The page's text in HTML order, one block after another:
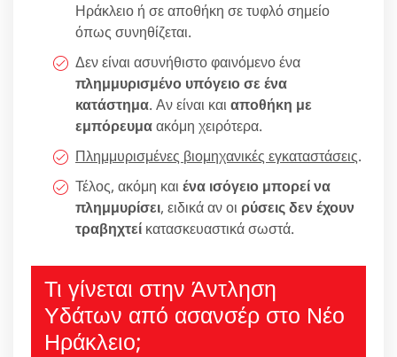
Ηράκλειο ή σε αποθήκη σε τυφλό σημείο
όπως συνηθίζεται.
Δεν είναι ασυνήθιστο φαινόμενο ένα
πλημμυρισμένο υπόγειο σε ένα
κατάστημα. Αν είναι και αποθήκη με
εμπόρευμαακόμη χειρότερα.
Πλημμυρισμένες βιομηχανικές εγκαταστάσεις.
Τέλος, ακόμη και ένα ισόγειο μπορεί να
πλημμυρίσει, ειδικά αν οι ρύσεις δεν έχουν
τραβηχτεί κατασκευαστικά σωστά.
Τι γίνεται στην Άντληση
Υδάτων από ασανσέρ στο Νέο
Ηράκλειο;